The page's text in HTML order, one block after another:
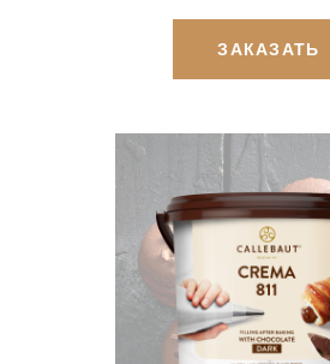
ЗАКАЗАТЬ